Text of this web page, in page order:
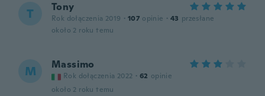
T Tony
Rok dołączenia 2019 · 107 opinie · 43 przesłane
około 2 roku temu
M Massimo
Rok dołączenia 2022 · 62 opinie
około 2 roku temu